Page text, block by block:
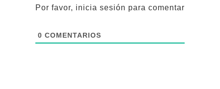
Por favor, inicia sesión para comentar
0 COMENTARIOS